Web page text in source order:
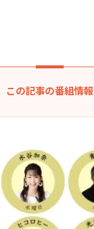
この記事の番組情報